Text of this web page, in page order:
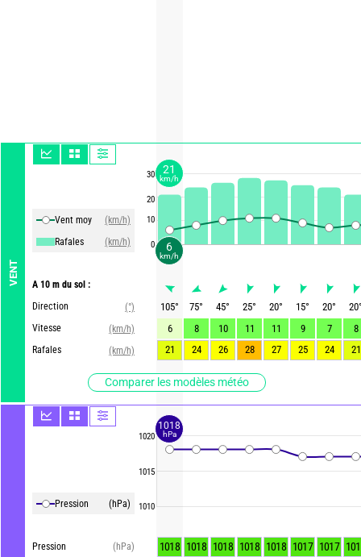
VENT
Vent moy
(km/h)
Rafales
(km/h)
A 10 m du sol :
Direction
(°)
Vitesse
(km/h)
Rafales
(km/h)
Comparer les modèles météo
Pression (hPa)
Pression
(hPa)
30
20
10
0
1020
1015
1010
105° 75° 45° 25° 20° 15° 20° 20
6
8 10 11 11 9 7
8
21
24 26 28 27 25 24 21
1018 1018 1018 1018 1018 1017 1017
6
km/h
21
km/h
1018
hPa